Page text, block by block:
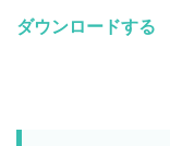
ダウンロードする